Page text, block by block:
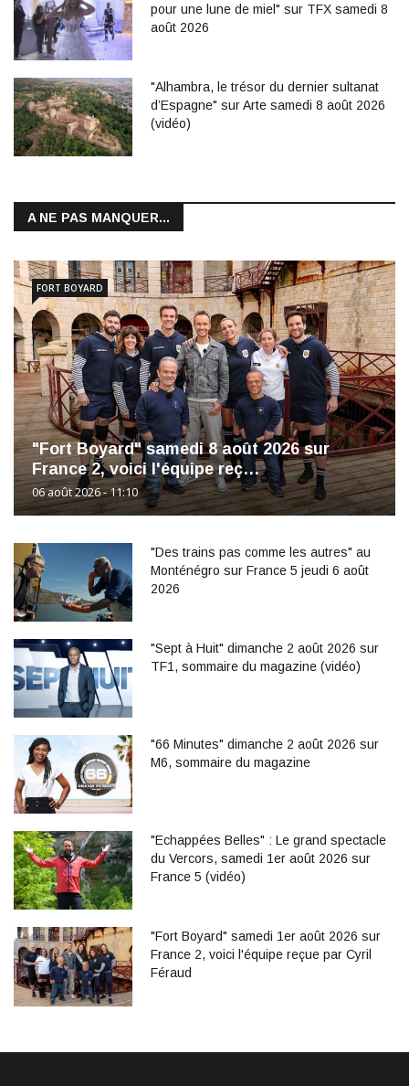
pour une lune de miel" sur TFX samedi 8
août 2026
"Alhambra, le trésor du dernier sultanat
d’Espagne" sur Arte samedi 8 août 2026
(vidéo)
A NE PAS MANQUER...
"Fort Boyard" samedi 8 août 2026 sur
France 2, voici l'équipe reç…
06 août 2026 - 11:10
FORT BOYARD
"Des trains pas comme les autres" au
Monténégro sur France 5 jeudi 6 août
2026
"Sept à Huit" dimanche 2 août 2026 sur
TF1, sommaire du magazine (vidéo)
"66 Minutes" dimanche 2 août 2026 sur
M6, sommaire du magazine
"Echappées Belles" : Le grand spectacle
du Vercors, samedi 1er août 2026 sur
France 5 (vidéo)
"Fort Boyard" samedi 1er août 2026 sur
France 2, voici l'équipe reçue par Cyril
Féraud